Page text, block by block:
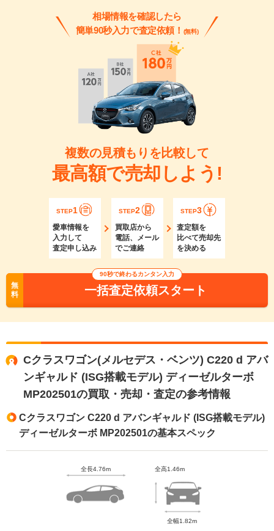
相場情報を確認したら
簡単90秒入力で査定依頼！ (無料)
複数の見積もりを比較して
最高額で売却しよう!
STEP1
愛車情報を
入力して
査定申し込み
STEP2
買取店から
電話、メール
でご連絡
STEP3
査定額を
比べて売却先
を決める
無
料
90秒で終わるカンタン入力
一括査定依頼スタート
Cクラスワゴン(メルセデス・ベンツ) C220 d アバ
ンギャルド (ISG搭載モデル) ディーゼルターボ
MP202501の買取・売却・査定の参考情報
Cクラスワゴン C220 d アバンギャルド (ISG搭載モデル)
ディーゼルターボ MP202501の基本スペック
全長4.76m 全高1.46m
全幅1.82m